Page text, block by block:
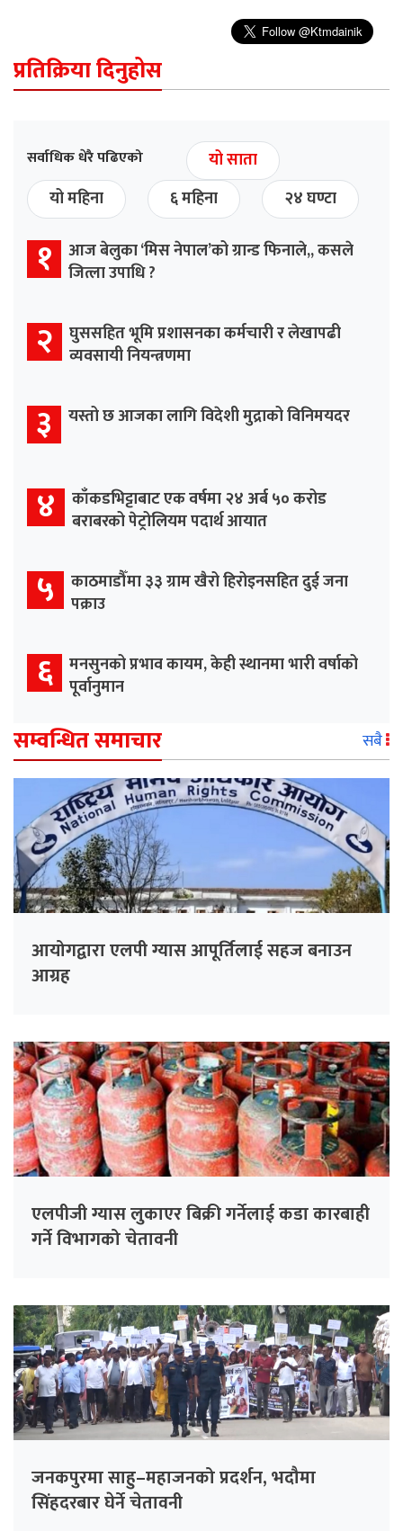
प्रतिक्रिया दिनुहोस
सर्वाधिक धेरै पढिएको
यो साता
यो महिना
६ महिना २४ घण्टा
१ आज बेलुका ‘मिस नेपाल’को ग्रान्ड फिनाले,, कसले
जित्ला उपाधि ?
२ घुससहित भूमि प्रशासनका कर्मचारी र लेखापढी
व्यवसायी नियन्त्रणमा
३ यस्तो छ आजका लागि विदेशी मुद्राको विनिमयदर
४ काँकडभिट्टाबाट एक वर्षमा २४ अर्ब ५० करोड
बराबरको पेट्रोलियम पदार्थ आयात
५ काठमाडौँमा ३३ ग्राम खैरो हिरोइनसहित दुई जना
पक्राउ
६ मनसुनको प्रभाव कायम, केही स्थानमा भारी वर्षाको
पूर्वानुमान
सम्वन्धित समाचार सबै
आयोगद्वारा एलपी ग्यास आपूर्तिलाई सहज बनाउन
आग्रह
एलपीजी ग्यास लुकाएर बिक्री गर्नेलाई कडा कारबाही
गर्ने विभागको चेतावनी
जनकपुरमा साहु–महाजनको प्रदर्शन, भदौमा
सिंहदरबार घेर्ने चेतावनी